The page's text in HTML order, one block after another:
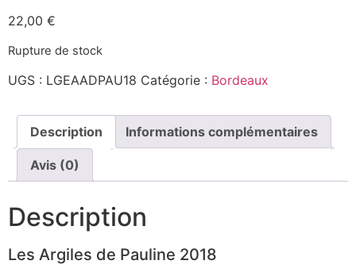
22,00 €
Rupture de stock
UGS : LGEAADPAU18 Catégorie : Bordeaux
Description Informations complémentaires
Avis (0)
Description
Les Argiles de Pauline 2018